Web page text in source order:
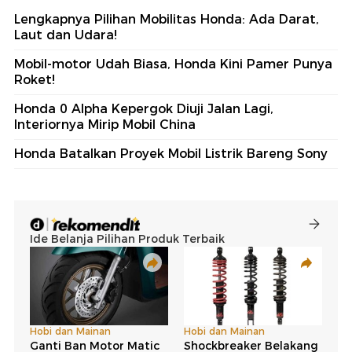
Lengkapnya Pilihan Mobilitas Honda: Ada Darat,
Laut dan Udara!
Mobil-motor Udah Biasa, Honda Kini Pamer Punya
Roket!
Honda 0 Alpha Kepergok Diuji Jalan Lagi,
Interiornya Mirip Mobil China
Honda Batalkan Proyek Mobil Listrik Bareng Sony